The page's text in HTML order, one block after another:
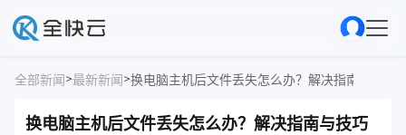
全部新闻>最新新闻>换电脑主机后文件丢失怎么办？解决指南与技巧
换电脑主机后文件丢失怎么办？解决指南与技巧